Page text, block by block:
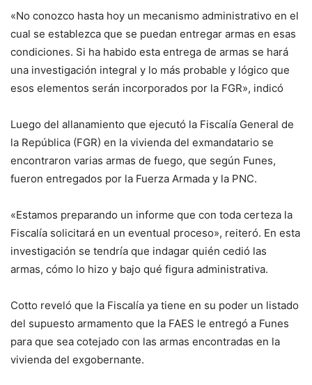
«No conozco hasta hoy un mecanismo administrativo en el
cual se establezca que se puedan entregar armas en esas
condiciones. Si ha habido esta entrega de armas se hará
una investigación integral y lo más probable y lógico que
esos elementos serán incorporados por la FGR», indicó
Luego del allanamiento que ejecutó la Fiscalía General de
la República (FGR) en la vivienda del exmandatario se
encontraron varias armas de fuego, que según Funes,
fueron entregados por la Fuerza Armada y la PNC.
«Estamos preparando un informe que con toda certeza la
Fiscalía solicitará en un eventual proceso», reiteró. En esta
investigación se tendría que indagar quién cedió las
armas, cómo lo hizo y bajo qué figura administrativa.
Cotto reveló que la Fiscalía ya tiene en su poder un listado
del supuesto armamento que la FAES le entregó a Funes
para que sea cotejado con las armas encontradas en la
vivienda del exgobernante.